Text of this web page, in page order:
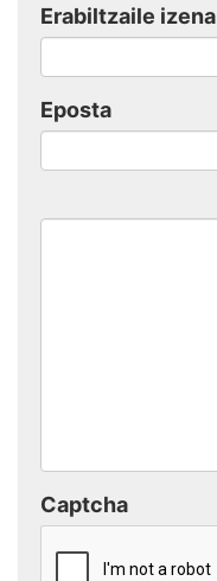
Erabiltzaile izena
Eposta
Captcha